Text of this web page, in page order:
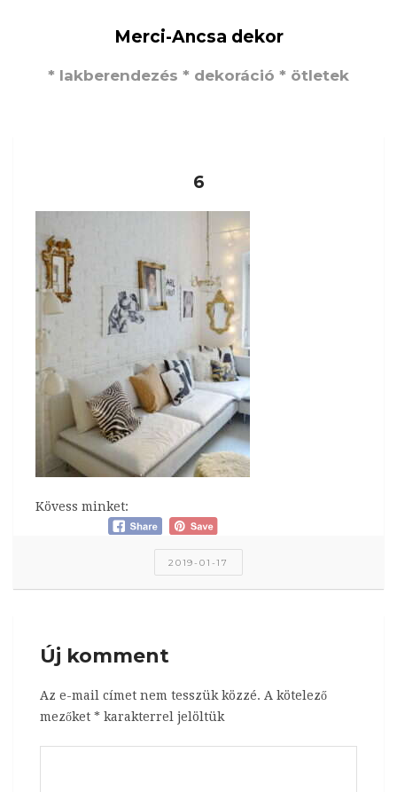
Merci-Ancsa dekor
* lakberendezés * dekoráció * ötletek
6
Kövess minket:
2019-01-17
Új komment
Az e-mail címet nem tesszük közzé. A kötelező
mezőket * karakterrel jelöltük